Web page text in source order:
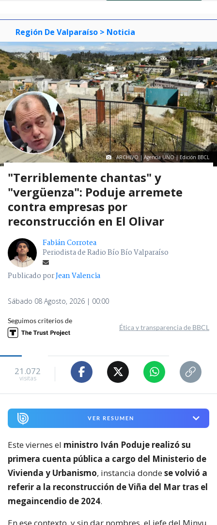
Región De Valparaíso > Noticia
ARCHIVO | Agencia UNO | Edición BBCL
"Terriblemente chantas" y
"vergüenza": Poduje arremete
contra empresas por
reconstrucción en El Olivar
Fabián Corrotea
Periodista de Radio Bío Bío Valparaíso
Publicado porJean Valencia
Sábado 08 Agosto, 2026 | 00:00
Seguimos criterios de
Ética y transparencia de BBCL
21.072
visitas
VER RESUMEN
Este viernes el ministro Iván Poduje realizó su
primera cuenta pública a cargo del Ministerio de
Vivienda y Urbanismo, instancia dondese volvió a
referir a la reconstrucción de Viña del Mar tras el
megaincendio de 2024.